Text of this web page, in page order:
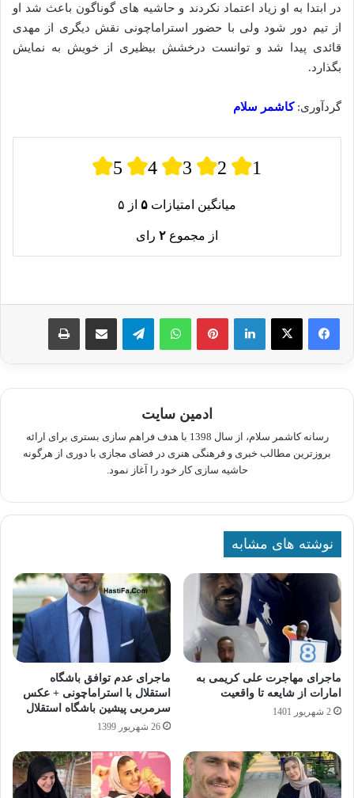
در ابتدا به او زیاد اعتماد نکردند و حاشیه های گوناگون باعث شد او
از تیم دور شود ولی با حضور استراماچونی نقش دیگری از مهدی
قائدی پیدا شد و توانست درخشش بیظیری از خویش به نمایش
بگذارد.
گردآوری:کاشمر سلام
5 4 3 2 1
میانگین امتیازات ۵ از ۵
از مجموع ۲ رای
لینکدین پینترستواتس آپ تلگرام اشتراک گذاری از طریق ایمیل چاپ
ادمین سایت
رسانه کاشمر سلام، از سال 1398 با هدف فراهم سازی بستری برای ارائه
بروزترین مطالب خبری و فرهنگی هنری در فضای مجازی با دوری از هرگونه
حاشیه سازی کار خود را آغاز نمود.
نوشته های مشابه
ماجرای مهاجرت علی کریمی به
امارات از شایعه تا واقعیت
2 شهریور 1401
ماجرای عدم توافق باشگاه
استقلال با استراماچونی + عکس
سرمربی پیشین باشگاه استقلال
26 شهریور 1399